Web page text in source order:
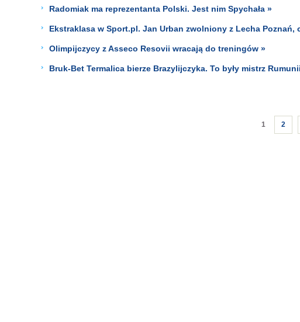
Radomiak ma reprezentanta Polski. Jest nim Spychała »
Ekstraklasa w Sport.pl. Jan Urban zwolniony z Lecha Poznań,
Olimpijczycy z Asseco Resovii wracają do treningów »
Bruk-Bet Termalica bierze Brazylijczyka. To były mistrz
1 2